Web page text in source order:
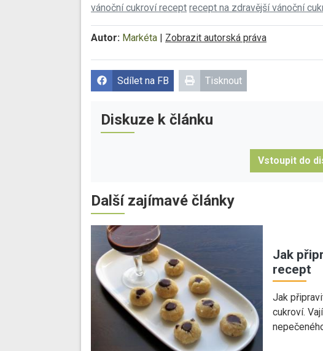
vánoční cukroví recept recept na zdravější vánoční
Autor: Markéta Zobrazit autorská práva
Sdílet na FB Tisknout
Diskuze k článku
Vstoupit do
Další zajímavé články
Jak
recept
Jak
cukroví.